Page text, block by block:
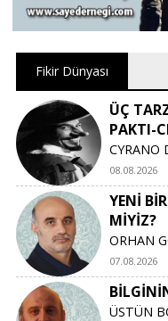
Fikir Dünyası
ÜÇ
PAKTI-
CYRANO
08.08.2026
YENİ
MİYİZ?
ORHAN
07.08.2026
ÜSTÜN